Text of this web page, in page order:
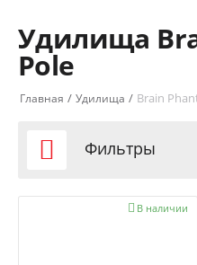
Удилища
Pole
Главная / Удилища / Brain
 Фильтры
В наличии
